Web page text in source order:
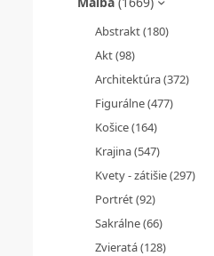
Abstrakt(180)
Akt(98)
Architektúra(372)
Figurálne(477)
Košice(164)
Krajina(547)
Kvety - zátišie(297)
Portrét(92)
Sakrálne(66)
Zvieratá(128)